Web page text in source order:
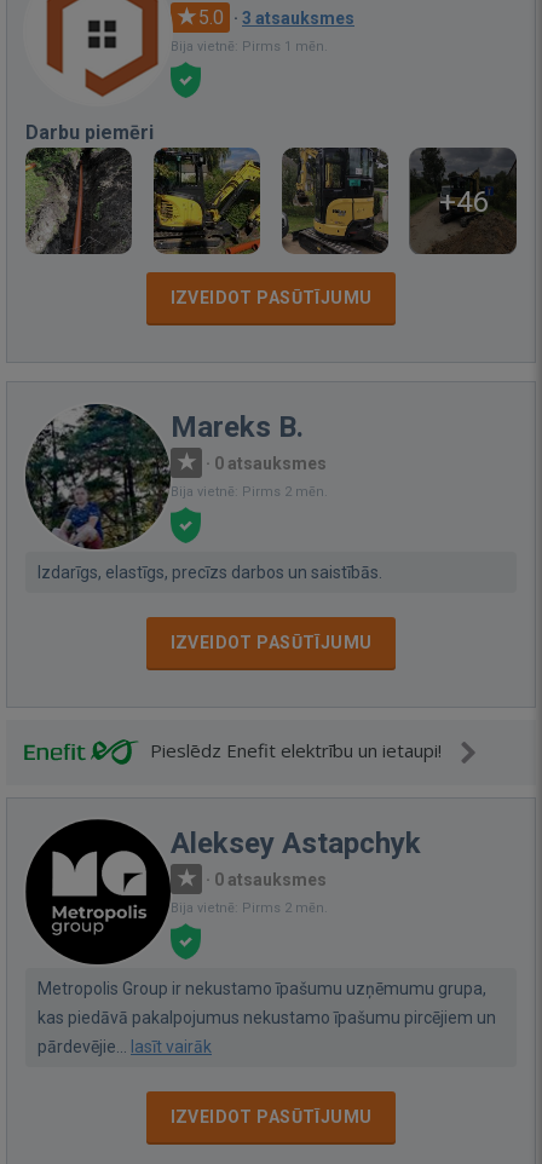
5.0 · 3 atsauksmes
Bija vietnē: Pirms 1 mēn.
Darbu piemēri
+46
IZVEIDOT PASŪTĪJUMU
Mareks B.
· 0 atsauksmes
Bija vietnē: Pirms 2 mēn.
Izdarīgs, elastīgs, precīzs darbos un saistībās.
IZVEIDOT PASŪTĪJUMU
Pieslēdz Enefit elektrību un ietaupi!
Aleksey Astapchyk
· 0 atsauksmes
Bija vietnē: Pirms 2 mēn.
Metropolis Group ir nekustamo īpašumu uzņēmumu grupa,
kas piedāvā pakalpojumus nekustamo īpašumu pircējiem un
pārdevējie... lasīt vairāk
IZVEIDOT PASŪTĪJUMU